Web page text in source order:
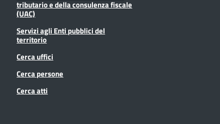
tributario e della consulenza fiscale
(UAC)
Servizi agli Enti pubblici del
territorio
Cerca uffici
Cerca persone
Cerca atti